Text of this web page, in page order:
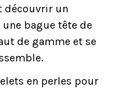
découvrir un
une bague tête de
de gamme et se
en perles pour